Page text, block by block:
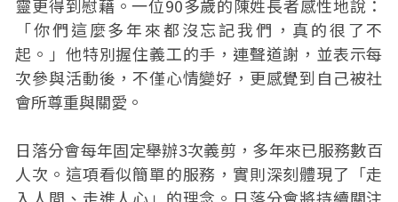
靈更得到慰藉。一位90多歲的陳姓長者感性地說：
「你們這麼多年來都沒忘記我們，真的很了不
起。」他特別握住義工的手，連聲道謝，並表示每
次參與活動後，不僅心情變好，更感覺到自己被社
會所尊重與關愛。
日落分會每年固定舉辦3次義剪，多年來已服務數百
人次。這項看似簡單的服務，實則深刻體現了「走